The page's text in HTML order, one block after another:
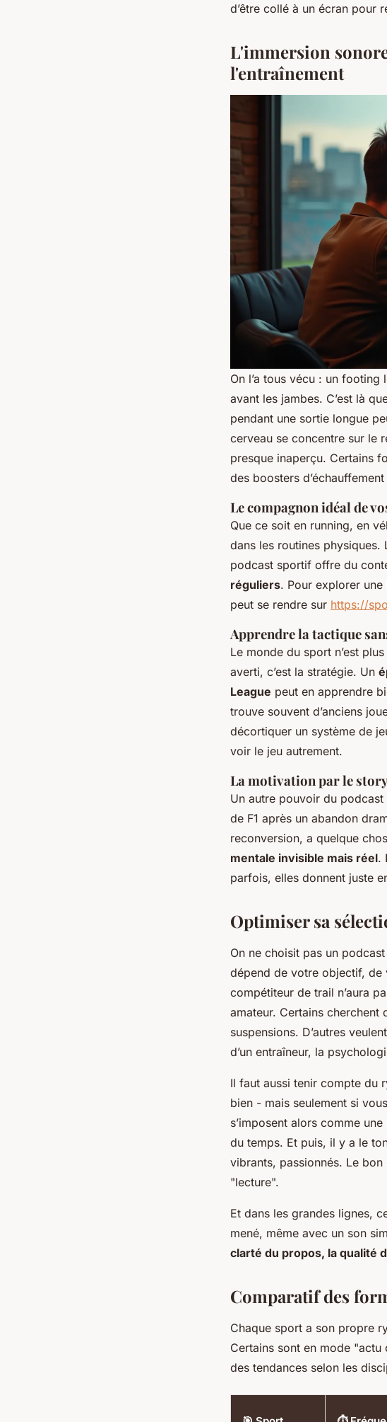
d’être collé à un écran pour
L'immersion
l'entraînement
On l’a tous vécu : un
avant les jambes. C’est là
pendant une sortie longue
cerveau se concentre sur le
presque inaperçu. Certains
des boosters
Le compagnon idéal de
Que ce soit en running, en
dans les routines
podcast sportif offre du
réguliers. Pour explorer
peut se rendre sur https://
Apprendre la tactique
Le monde du sport n’est
averti, c’est la stratégie. Un
League peut en apprendre
trouve souvent d’anciens
décortiquer un système de
voir le jeu autrement.
La motivation par le
Un autre pouvoir du
de F1 après un abandon
reconversion, a quelque
mentale invisible mais réel.
parfois, elles donnent juste
Optimiser sa
On ne choisit pas un
dépend de votre objectif, de
compétiteur de trail n’aura
amateur. Certains cherchent
suspensions. D’autres
d’un entraîneur, la
Il faut aussi tenir compte du
bien - mais seulement si
s’imposent alors comme
du temps. Et puis, il y a le
vibrants, passionnés. Le bon
"lecture".
Et dans les grandes lignes,
mené, même avec un son
clarté du propos, la qualité
Comparatif des
Chaque sport a son propre
Certains sont en mode "actu
des tendances selon les